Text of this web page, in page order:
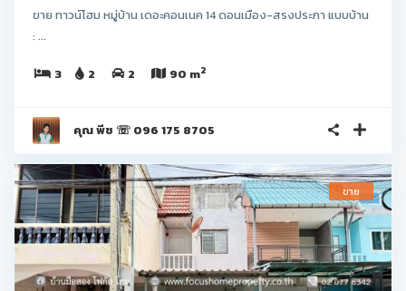
ขาย ทาวน์โฮม หมู่บ้าน เดอะคอนเนค 14 ดอนเมือง-สรงประภา แบบบ้าน
: ...
3 2 2 90 m2
คุณ พีช ☏ 096 175 8705
ขาย